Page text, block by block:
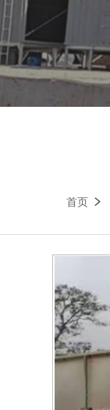
首页